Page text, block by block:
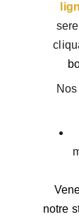
notre